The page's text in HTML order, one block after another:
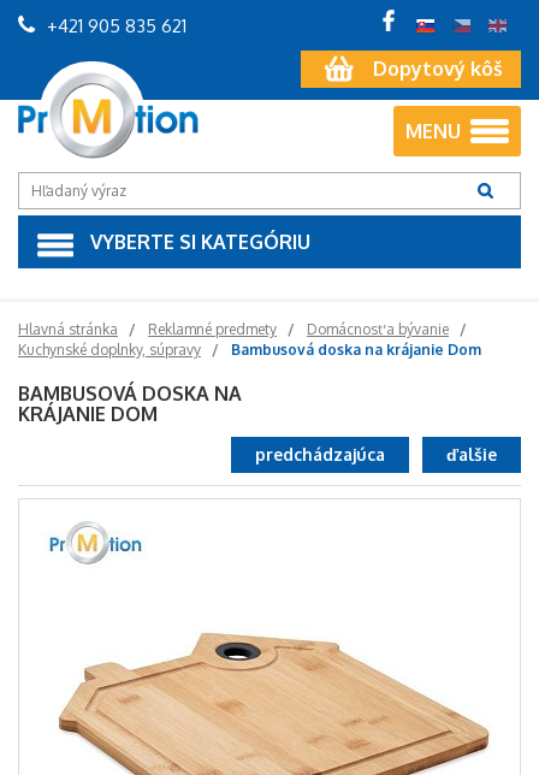
Dopytový kôš
+421 905 835 621
MENU
VYBERTE SI KATEGÓRIU
Hlavná stránka Reklamné predmety
Domácnosť a bývanie
Kuchynské doplnky, súpravy
Bambusová doska na krájanie Dom
BAMBUSOVÁ DOSKA NA
KRÁJANIE DOM
ďalšie
predchádzajúca